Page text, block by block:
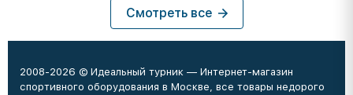
Смотреть все
2008-2026 © Идеальный турник — Интернет-магазин
спортивного оборудования в Москве, все товары недорого